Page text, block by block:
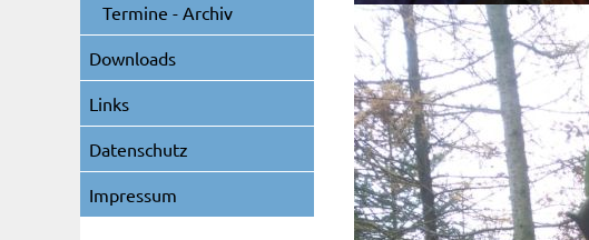
Termine - Archiv
Downloads
Links
Datenschutz
Impressum